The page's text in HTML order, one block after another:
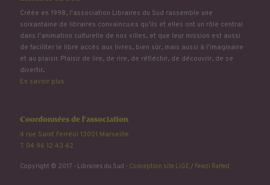
Créée en 1998, l'association Libraires du Sud rassemble une
soixantaine de libraires convaincu.e.s qu’ils et elles ont un rôle central
dans l'animation culturelle de nos villes, et que leur mission est aussi
de faciliter le libre accès aux livres, bien sûr, mais aussi à l'imaginaire
et au plaisir. Plaisir de lire, de rire, de réfléchir, de découvrir, de se
divertir...
En savoir plus
Coordonnées de l'association
4 rue Saint Ferréol 13001 Marseille
T. 04 96 12 43 42
Copyright © 2017 - Libraires du Sud - Conception site LIGE/ Fewzi Raffed